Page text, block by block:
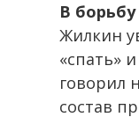
В
Жилкин
«спать»
говорил
состав